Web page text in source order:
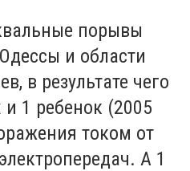
порывы
и области
в результате чего
1 ребенок (2005
током от
А 1